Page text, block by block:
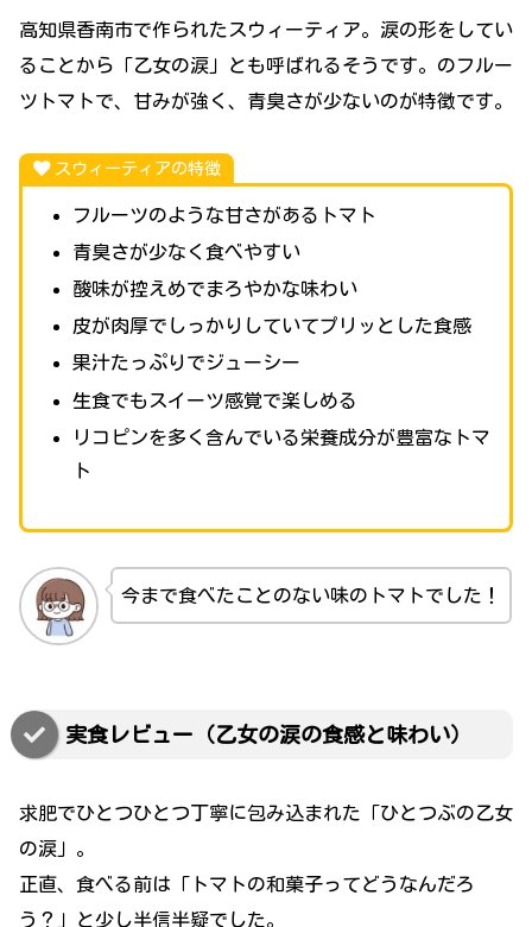
高知県香南市で作られたスウィーティア。涙の形をしてい
ることから「乙女の涙」とも呼ばれるそうです。のフルー
ツトマトで、甘みが強く、青臭さが少ないのが特徴です。
スウィーティアの特徴
フルーツのような甘さがあるトマト
青臭さが少なく食べやすい
酸味が控えめでまろやかな味わい
皮が肉厚でしっかりしていてプリッとした食感
果汁たっぷりでジューシー
生食でもスイーツ感覚で楽しめる
リコピンを多く含んでいる栄養成分が豊富なトマ
ト
今まで食べたことのない味のトマトでした！
実食レビュー（乙女の涙の食感と味わい）
求肥でひとつひとつ丁寧に包み込まれた「ひとつぶの乙女
の涙」。
正直、食べる前は「トマトの和菓子ってどうなんだろ
う？」と少し半信半疑でした。